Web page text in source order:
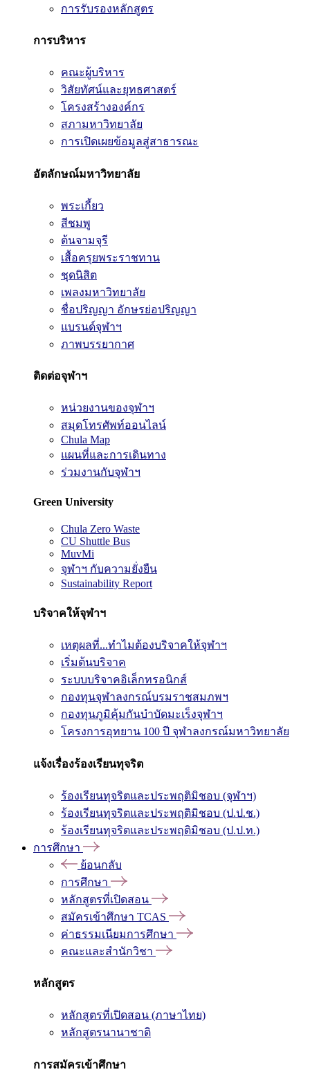
การรับรองหลักสูตร
การบริหาร
คณะผู้บริหาร
วิสัยทัศน์และยุทธศาสตร์
โครงสร้างองค์กร
สภามหาวิทยาลัย
การเปิดเผยข้อมูลสู่สาธารณะ
อัตลักษณ์มหาวิทยาลัย
พระเกี้ยว
สีชมพู
ต้นจามจุรี
เสื้อครุยพระราชทาน
ชุดนิสิต
เพลงมหาวิทยาลัย
ชื่อปริญญา อักษรย่อปริญญา
แบรนด์จุฬาฯ
ภาพบรรยากาศ
ติดต่อจุฬาฯ
หน่วยงานของจุฬาฯ
สมุดโทรศัพท์ออนไลน์
Chula Map
แผนที่และการเดินทาง
ร่วมงานกับจุฬาฯ
Green University
Chula Zero Waste
CU Shuttle Bus
MuvMi
จุฬาฯ กับความยั่งยืน
Sustainability Report
บริจาคให้จุฬาฯ
เหตุผลที่...ทำไมต้องบริจาคให้จุฬาฯ
เริ่มต้นบริจาค
ระบบบริจาคอิเล็กทรอนิกส์
กองทุนจุฬาลงกรณ์บรมราชสมภพฯ
กองทุนภูมิคุ้มกันบำบัดมะเร็งจุฬาฯ
โครงการอุทยาน 100 ปี จุฬาลงกรณ์มหาวิทยาลัย
แจ้งเรื่องร้องเรียนทุจริต
ร้องเรียนทุจริตและประพฤติมิชอบ (จุฬาฯ)
ร้องเรียนทุจริตและประพฤติมิชอบ (ป.ป.ช.)
ร้องเรียนทุจริตและประพฤติมิชอบ (ป.ป.ท.)
การศึกษา
ย้อนกลับ
การศึกษา
หลักสูตรที่เปิดสอน
สมัครเข้าศึกษา TCAS
ค่าธรรมเนียมการศึกษา
คณะและสำนักวิชา
หลักสูตร
หลักสูตรที่เปิดสอน (ภาษาไทย)
หลักสูตรนานาชาติ
การสมัครเข้าศึกษา